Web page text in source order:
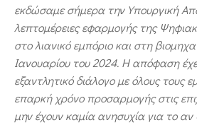
εκδώσαμε σήμερα την Υπουργική
λεπτομέρειες εφαρμογής της
στο λιανικό εμπόριο και στη
Ιανουαρίου του 2024. Η απόφαση
εξαντλητικό διάλογο με όλους τους
επαρκή χρόνο προσαρμογής στις
μην έχουν καμία ανησυχία για το